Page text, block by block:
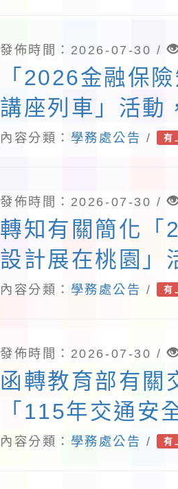
發佈時間：2026-07-30 /
「2026金融保
講座列車」活動
人員踴躍參加
內容分類： 學務處公告 / 有
發佈時間：2026-07-30 /
轉知有關簡化「
設計展在桃園」
及主題角色延伸
內容分類： 學務處公告 / 有
發佈時間：2026-07-30 /
函轉教育部有關
「115年交通安
材下載連結，請
內容分類： 學務處公告 / 有